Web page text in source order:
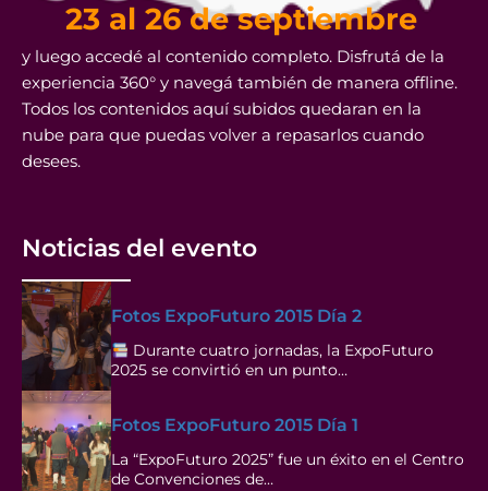
23 al 26 de septiembre
y luego accedé al contenido completo. Disfrutá de la
experiencia 360° y navegá también de manera offline.
Todos los contenidos aquí subidos quedaran en la
nube para que puedas volver a repasarlos cuando
desees.
Noticias del evento
Fotos ExpoFuturo 2015 Día 2
Durante cuatro jornadas, la ExpoFuturo
2025 se convirtió en un punto…
Fotos ExpoFuturo 2015 Día 1
La “ExpoFuturo 2025” fue un éxito en el Centro
de Convenciones de…